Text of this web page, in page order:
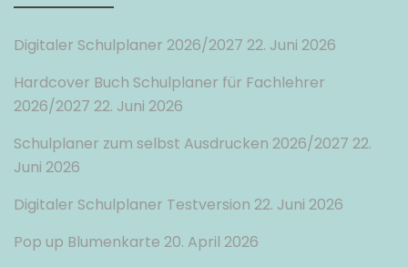
Digitaler Schulplaner 2026/2027 22. Juni 2026
Hardcover Buch Schulplaner für Fachlehrer
2026/2027 22. Juni 2026
Schulplaner zum selbst Ausdrucken 2026/2027 22.
Juni 2026
Digitaler Schulplaner Testversion 22. Juni 2026
Pop up Blumenkarte 20. April 2026